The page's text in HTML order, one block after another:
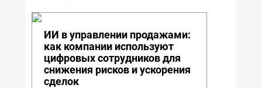
ИИ в управлении продажами:
как компании используют
цифровых сотрудников для
снижения рисков и ускорения
сделок